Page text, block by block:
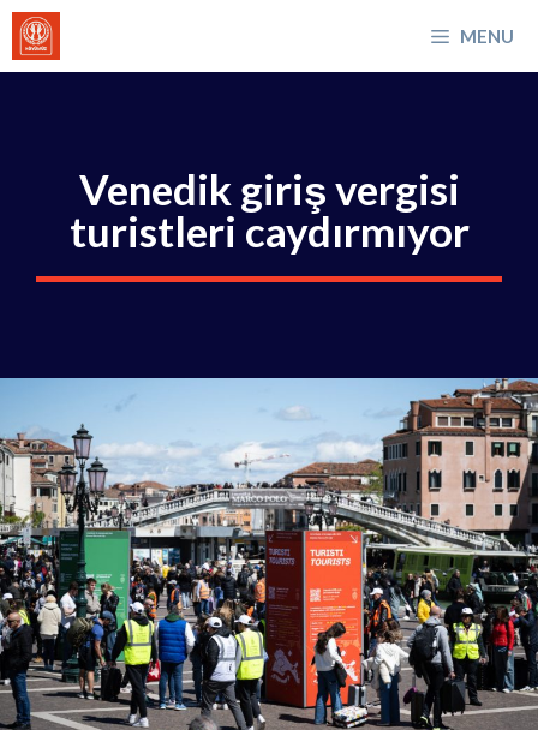
İçeriğe
atla
MENU
Venedik giriş vergisi
turistleri caydırmıyor